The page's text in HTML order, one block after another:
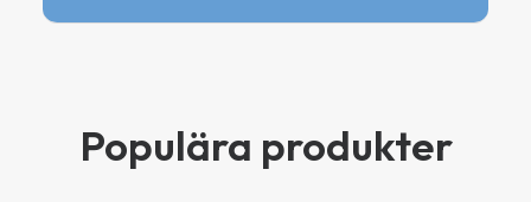
Populära produkter